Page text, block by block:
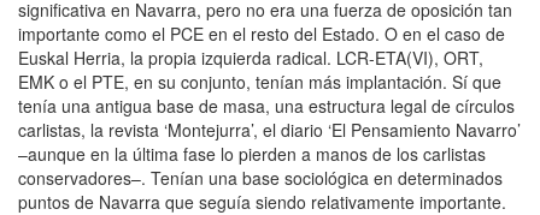
significativa en Navarra, pero no era una fuerza de oposición tan
importante como el PCE en el resto del Estado. O en el caso de
Euskal Herria, la propia izquierda radical. LCR-ETA(VI), ORT,
EMK o el PTE, en su conjunto, tenían más implantación. Sí que
tenía una antigua base de masa, una estructura legal de círculos
carlistas, la revista ‘Montejurra’, el diario ‘El Pensamiento Navarro’
–aunque en la última fase lo pierden a manos de los carlistas
conservadores–. Tenían una base sociológica en determinados
puntos de Navarra que seguía siendo relativamente importante.